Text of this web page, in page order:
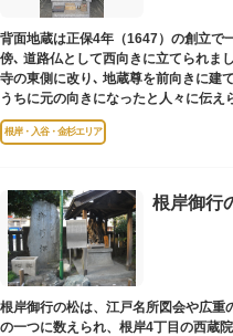
背面地蔵は正保4年（1647）の創立で
傍､ 道路仏として西向きに立てられま
寺の東側に改り､ 地蔵尊を前向きに建
うちに元の向きになったと人々に伝え
ています｡薬王寺（やくおうじ）にあり
根岸・入谷・金杉エリア
根岸御行
根岸御行の松は、江戸名所図会や広重
の一つに数えられ、根岸4丁目の西蔵